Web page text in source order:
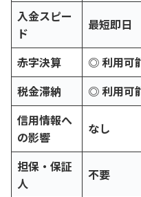
入金スピー
ド
最短即日
赤字決算
◎ 利用可
税金滞納
◎ 利用可
信用情報へ
の影響
なし
担保・保証
人
不要